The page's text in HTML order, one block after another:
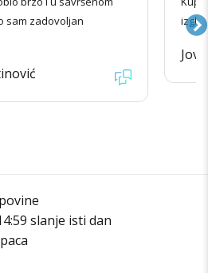
sam zadovoljan
slanje isti dan